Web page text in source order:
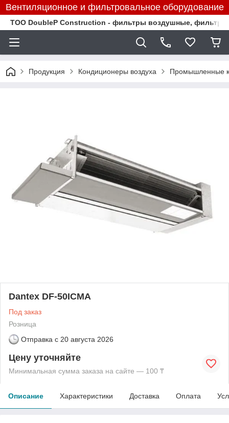
Вентиляционное и фильтровальное оборудование
TOO DoubleP Construction - фильтры воздушные,
Продукция Кондиционеры воздуха Промышленные
Dantex DF-50ICMA
Под заказ
Розница
Отправка с 20 августа 2026
Цену уточняйте
Минимальная сумма заказа на сайте — 100 ₸
Описание Характеристики Доставка Оплата